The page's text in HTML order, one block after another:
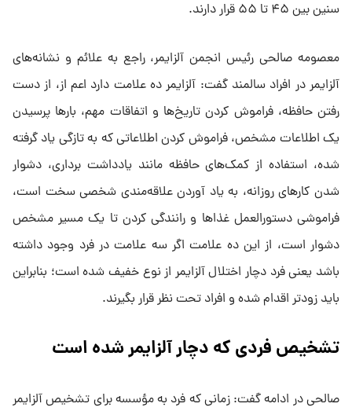
سنین بین ۴۵ تا ۵۵ قرار دارند.
معصومه صالحی رئیس انجمن آلزایمر، راجع به علائم و نشانه‌های
آلزایمر در افراد سالمند گفت: آلزایمر ده علامت دارد اعم از، از دست
رفتن حافظه، فراموش کردن تاریخ‌ها و اتفاقات مهم، بار‌ها پرسیدن
یک اطلاعات مشخص، فراموش کردن اطلاعاتی که به تازگی یاد گرفته
شده، استفاده از کمک‌های حافظه مانند یادداشت برداری، دشوار
شدن کار‌های روزانه، به یاد آوردن علاقه‌مندی شخصی سخت است،
فراموشی دستورالعمل غذا‌ها و رانندگی کردن تا یک مسیر مشخص
دشوار است، از این ده علامت اگر سه علامت در فرد وجود داشته
باشد یعنی فرد دچار اختلال آلزایمر از نوع خفیف شده است؛ بنابراین
باید زودتر اقدام شده و افراد تحت نظر قرار بگیرند.
تشخیص فردی که دچار آلزایمر شده است
صالحی در ادامه گفت: زمانی که فرد به مؤسسه برای تشخیص آلزایمر